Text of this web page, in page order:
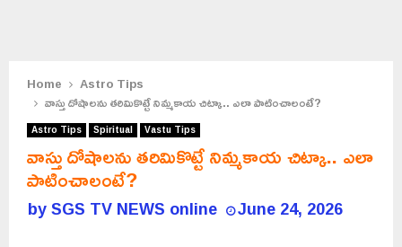
Home
Astro Tips
వాస్తు దోషాలను తరిమికొట్టే నిమ్మకాయ చిట్కా.. ఎలా పాటించాలంటే?
Astro Tips Spiritual Vastu Tips
వాస్తు దోషాలను తరిమికొట్టే నిమ్మకాయ చిట్కా.. ఎలా
పాటించాలంటే?
bySGS TV NEWS online June 24, 2026